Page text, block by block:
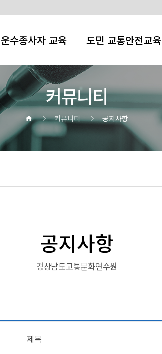
운수종사자 교육 도민 교통안전교육
커뮤니티
커뮤니티 공지사항
공지사항
경상남도교통문화연수원
제목